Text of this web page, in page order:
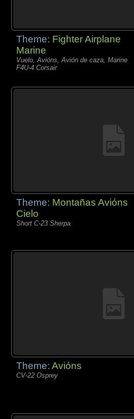
Theme: Fighter Airplane
Marine
Vuelo, Avións, Avión de caza, Marine
F4U-4 Corsair
Theme: Montañas Avións
Cielo
Short C-23 Sherpa
Theme:Avións
CV-22 Osprey